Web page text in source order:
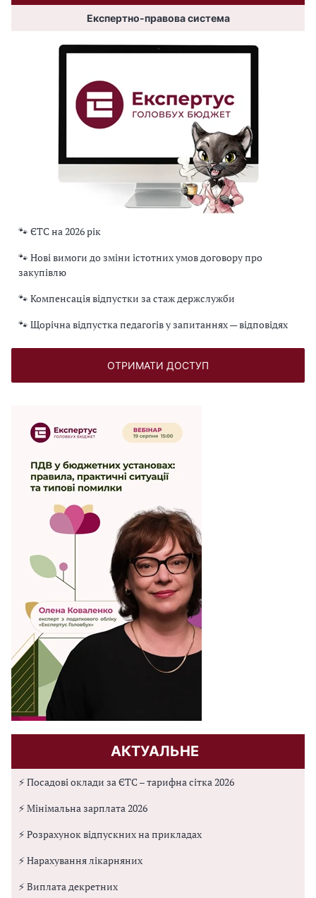
Експертно-правова система
🐾 ЄТС на 2026 рік
🐾 Нові вимоги до зміни істотних умов договору про
закупівлю
🐾 Компенсація відпустки за стаж держслужби
🐾 Щорічна відпустка педагогів у запитаннях — відповідях
ОТРИМАТИ ДОСТУП
АКТУАЛЬНЕ
⚡ Посадові оклади за ЄТС – тарифна сітка 2026
⚡ Мінімальна зарплата 2026
⚡ Розрахунок відпускних на прикладах
⚡ Нарахування лікарняних
⚡ Виплата декретних